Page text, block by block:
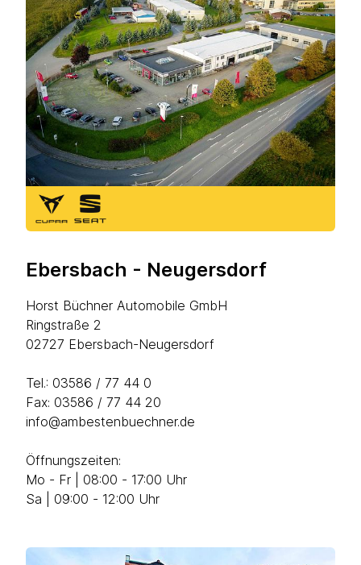
Ebersbach - Neugersdorf
Horst Büchner Automobile GmbH
Ringstraße 2
02727 Ebersbach-Neugersdorf
Tel.: 03586 / 77 44 0
Fax: 03586 / 77 44 20
info@ambestenbuechner.de
Öffnungszeiten:
Mo - Fr | 08:00 - 17:00 Uhr
Sa | 09:00 - 12:00 Uhr